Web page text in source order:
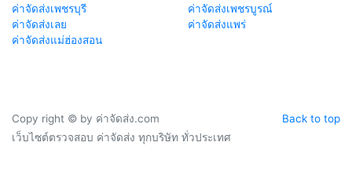
ค่าจัดส่งเพชรบุรี
ค่าจัดส่งเพชรบูรณ์
ค่าจัดส่งเลย
ค่าจัดส่งแพร่
ค่าจัดส่งแม่ฮ่องสอน
Back to top
Copy right © by ค่าจัดส่ง.com
เว็บไซต์ตรวจสอบ ค่าจัดส่ง ทุกบริษัท ทั่วประเทศ